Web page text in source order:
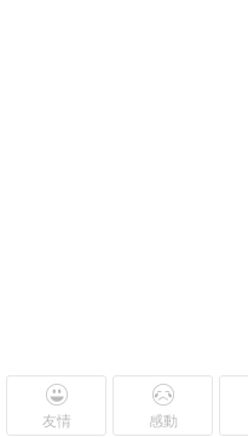
友情 感動